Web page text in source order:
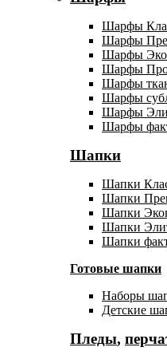
Шарфы
Шарфы
Шарфы
Шарфы
Шарфы
Шарфы
Шарфы
Шарфы
Шапки
Шапки
Шапки
Шапки
Шапки
Шапки
Готовые шапки
Наборы
Детские
Пледы,